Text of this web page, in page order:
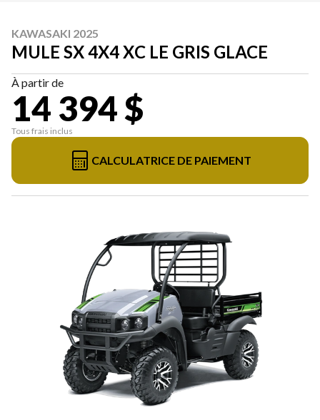
KAWASAKI 2025
MULE SX 4X4 XC LE GRIS GLACE
À partir de
14 394 $
Tous frais inclus
CALCULATRICE DE PAIEMENT